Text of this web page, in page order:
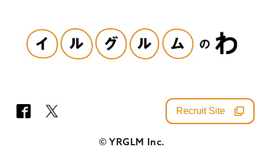
SNS
Recruit Site
© YRGLM Inc.